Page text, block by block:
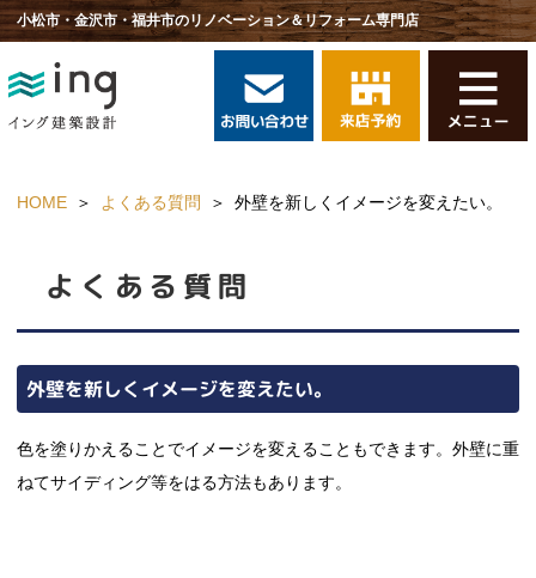
小松市・金沢市・福井市のリノベーション＆リフォーム専門店
HOME よくある質問 外壁を新しくイメージを変えたい。
よくある質問
外壁を新しくイメージを変えたい。
色を塗りかえることでイメージを変えることもできます。外壁に重
ねてサイディング等をはる方法もあります。